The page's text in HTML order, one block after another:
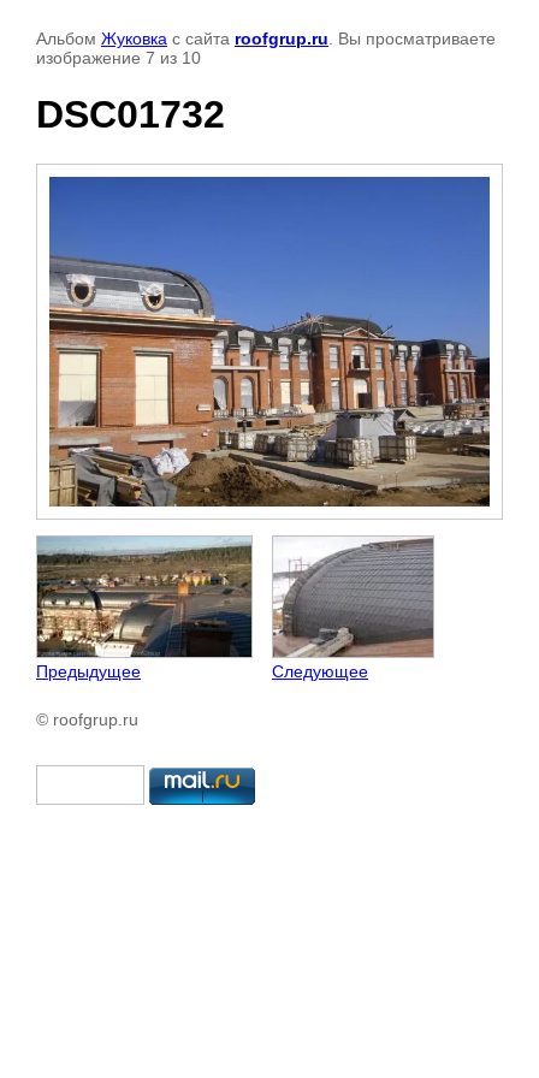
Альбом Жуковка с сайта roofgrup.ru . Вы просматриваете
изображение 7 из 10
DSC01732
Предыдущее Следующее
© roofgrup.ru